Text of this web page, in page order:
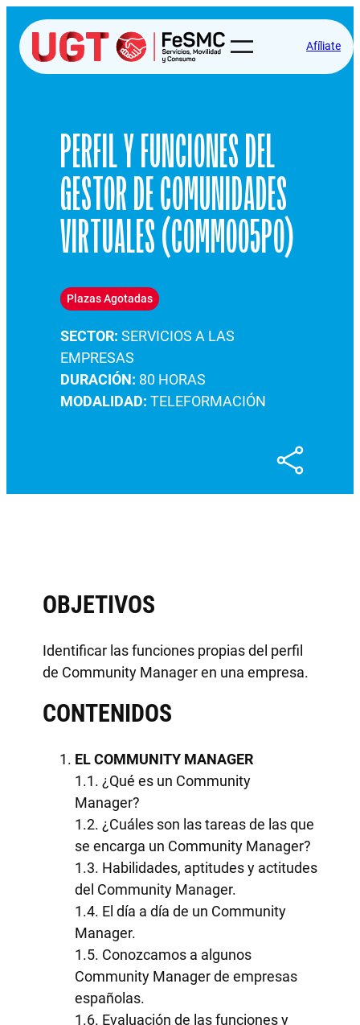
Afíliate
PERFIL Y FUNCIONES DEL
GESTOR DE COMUNIDADES
VIRTUALES (COMM005PO)
Plazas Agotadas
SECTOR: SERVICIOS A LAS
EMPRESAS
DURACIÓN: 80 HORAS
MODALIDAD: TELEFORMACIÓN
OBJETIVOS
Identificar las funciones propias del perfil
de Community Manager en una empresa.
CONTENIDOS
EL COMMUNITY MANAGER
1.1. ¿Qué es un Community
Manager?
1.2. ¿Cuáles son las tareas de las que
se encarga un Community Manager?
1.3. Habilidades, aptitudes y actitudes
del Community Manager.
1.4. El día a día de un Community
Manager.
1.5. Conozcamos a algunos
Community Manager de empresas
españolas.
1.6. Evaluación de las funciones y